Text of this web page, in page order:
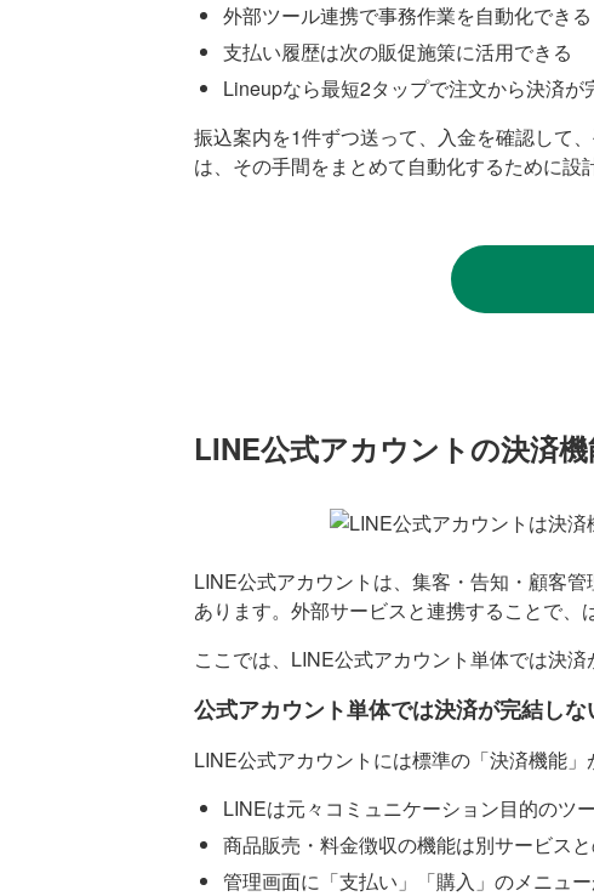
外部ツール連携で事務作業を自動化できる
支払い履歴は次の販促施策に活用できる
Lineupなら最短2タップで注文から決済が
振込案内を1件ずつ送って、入金を確認して
は、その手間をまとめて自動化するために設
LINE公式アカウントの決済
LINE公式アカウントは、集客・告知・顧客
あります。外部サービスと連携することで、
ここでは、LINE公式アカウント単体では決
公式アカウント単体では決済が完結しな
LINE公式アカウントには標準の「決済機能
LINEは元々コミュニケーション目的のツ
商品販売・料金徴収の機能は別サービス
管理画面に「支払い」「購入」のメニュ